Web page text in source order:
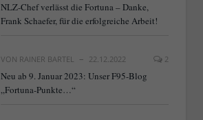
NLZ-Chef verlässt die Fortuna – Danke,
Frank Schaefer, für die erfolgreiche Arbeit!
VON RAINER BARTEL 22.12.2022 2
Neu ab 9. Januar 2023: Unser F95-Blog
„Fortuna-Punkte…“